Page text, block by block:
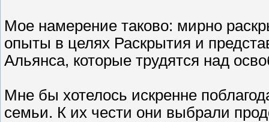
Мое намерение таково: мирно
опыты в целях Раскрытия и
Альянса, которые трудятся над
Мне бы хотелось искренне
семьи. К их чести они выбрали